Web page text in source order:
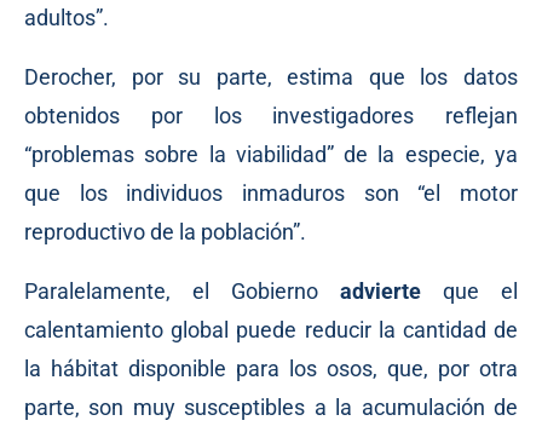
adultos”.
Derocher, por su parte, estima que los datos
obtenidos por los investigadores reflejan
“problemas sobre la viabilidad” de la especie, ya
que los individuos inmaduros son “el motor
reproductivo de la población”.
Paralelamente, el Gobierno advierte que el
calentamiento global puede reducir la cantidad de
la hábitat disponible para los osos, que, por otra
parte, son muy susceptibles a la acumulación de